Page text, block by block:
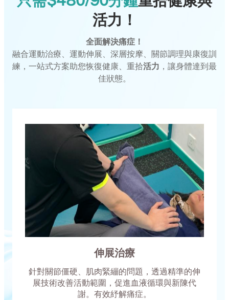
活力！
全面解決痛症！
融合運動治療、運動伸展、深層按摩、關節調理與康復訓
練，一站式方案助您恢復健康、重拾活力 ，讓身體達到最
佳狀態。
衝擊波治療
利用高頻衝擊波刺激深層組織，促進血液循環，
加速筋腱與軟組織的修復。針對慢性疼痛、運動
損傷與肌肉緊繃，提供快速、非侵入性的治療效